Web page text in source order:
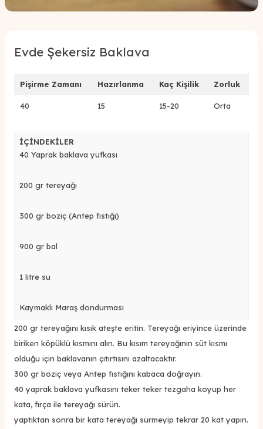
Evde Şekersiz Baklava
Pişirme Zamanı Hazırlanma Kaç Kişilik Zorluk
40 15 15-20 Orta
İÇİNDEKİLER
40 Yaprak baklava yufkası
200 gr tereyağı
300 gr boziç (Antep fıstığı)
900 gr bal
1 litre su
Kaymaklı Maraş dondurması
200 gr tereyağını kısık ateşte eritin. Tereyağı eriyince üzerinde
biriken köpüklü kısmını alın. Bu kısım tereyağının süt kısmı
olduğu için baklavanın çıtırtısını azaltacaktır.
300 gr boziç veya Antep fıstığını kabaca doğrayın.
40 yaprak baklava yufkasını teker teker tezgaha koyup her
kata, fırça ile tereyağı sürün.
yaptıktan sonra bir kata tereyağı sürmeyip tekrar 20 kat yapın.